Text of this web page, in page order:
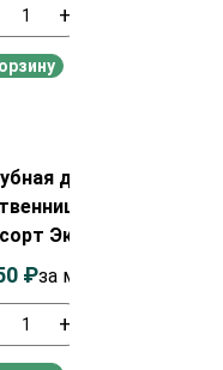
+
доска из
45х90х2000
Экстра
+
₽за м²